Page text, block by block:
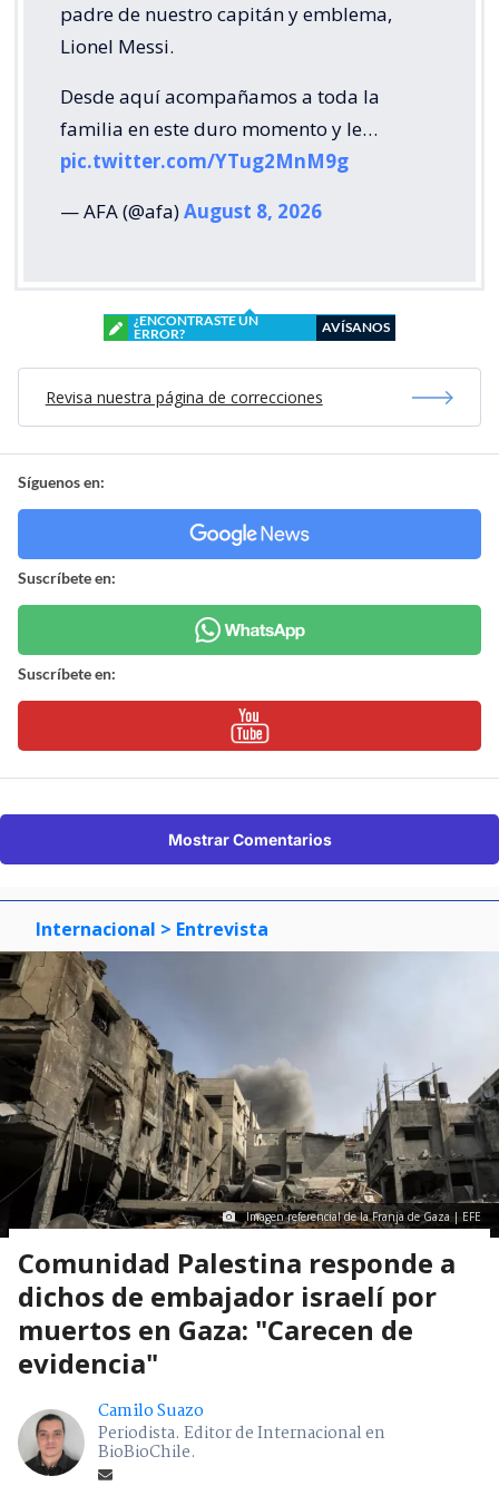
padre de nuestro capitán y emblema,
Lionel Messi.
Desde aquí acompañamos a toda la
familia en este duro momento y le…
pic.twitter.com/YTug2MnM9g
— AFA (@afa)August 8, 2026
¿ENCONTRASTE UN
ERROR?
AVÍSANOS
Revisa nuestra página de correcciones
Síguenos en:
Suscríbete en:
Suscríbete en:
Mostrar Comentarios
Internacional > Entrevista
Imagen referencial de la Franja de Gaza | EFE
Comunidad Palestina responde a
dichos de embajador israelí por
muertos en Gaza: "Carecen de
evidencia"
Camilo Suazo
Periodista. Editor de Internacional en
BioBioChile.